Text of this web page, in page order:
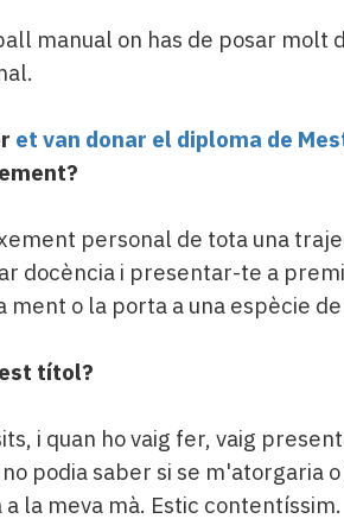
manual on has de posar molt
et van donar el diploma de
personal de tota una
docència i presentar-te a
ment o la porta a una espècie
títol?
i quan ho vaig fer, vaig
podia saber si se m'atorgaria
la meva mà. Estic contentíssim.